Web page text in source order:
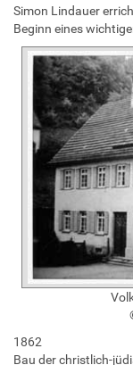
Simon Lindauer
Beginn eines
1862
Bau der christlich-